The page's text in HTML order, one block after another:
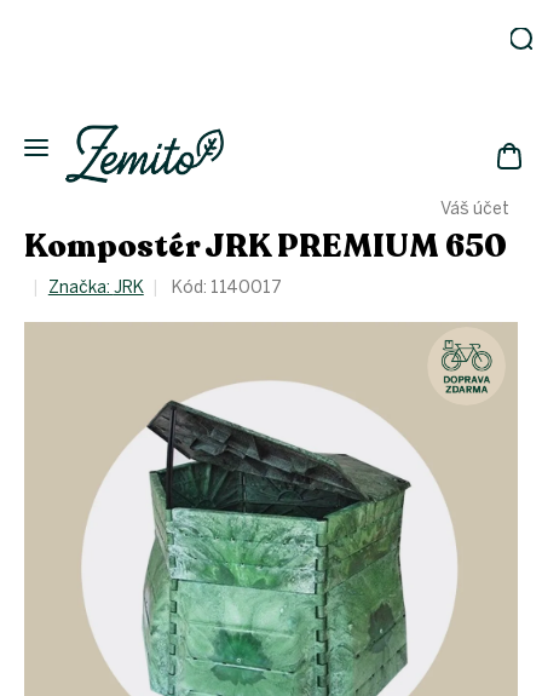
Váš účet
Ekodomácnosť
Ekologická
Kozmetika
Starostlivosť
proEXPORT_sk
domácnosť
Kompostér JRK PREMIUM 650
Značka: JRK Kód: 1140017